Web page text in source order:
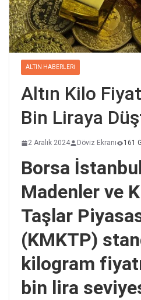
ALTIN HABERLERI
Altın Kilo
Bin Liraya
2 Aralık 2024 Döviz Ekranı 161
Borsa
Madenler ve
Taşlar
(KMKTP)
kilogram
bin lira